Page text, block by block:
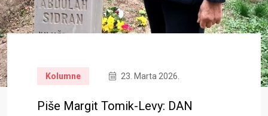
Kolumne 23. Marta 2026.
Piše Margit Tomik-Levy: DAN